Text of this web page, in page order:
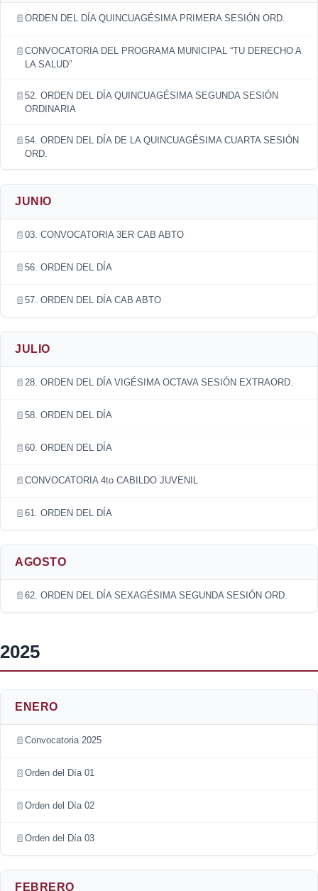
ORDEN DEL DÍA QUINCUAGÉSIMA PRIMERA SESIÓN ORD.
CONVOCATORIA DEL PROGRAMA MUNICIPAL “TU DERECHO A
LA SALUD”
52. ORDEN DEL DÍA QUINCUAGÉSIMA SEGUNDA SESIÓN
ORDINARIA
54. ORDEN DEL DÍA DE LA QUINCUAGÉSIMA CUARTA SESIÓN
ORD.
JUNIO
03. CONVOCATORIA 3ER CAB ABTO
56. ORDEN DEL DÍA
57. ORDEN DEL DÍA CAB ABTO
JULIO
28. ORDEN DEL DÍA VIGÉSIMA OCTAVA SESIÓN EXTRAORD.
58. ORDEN DEL DÍA
60. ORDEN DEL DÍA
CONVOCATORIA 4to CABILDO JUVENIL
61. ORDEN DEL DÍA
AGOSTO
62. ORDEN DEL DÍA SEXAGÉSIMA SEGUNDA SESIÓN ORD.
2025
ENERO
Convocatoria 2025
Orden del Día 01
Orden del Día 02
Orden del Día 03
FEBRERO